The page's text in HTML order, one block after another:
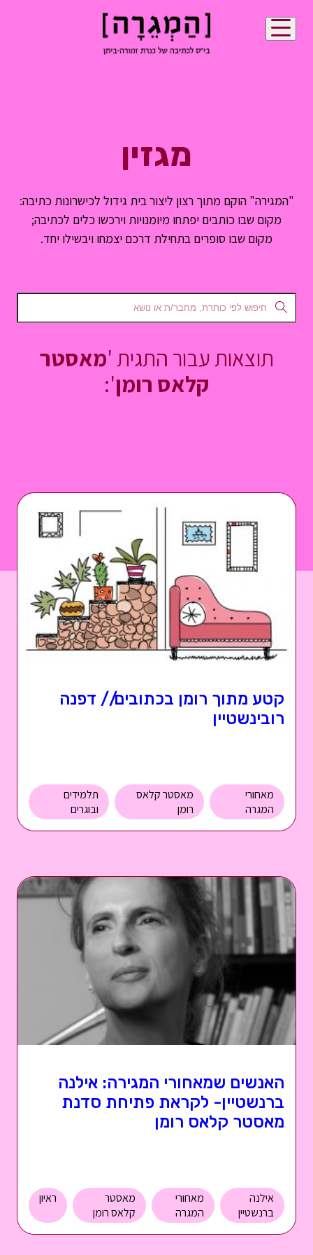
מגזין
"המגירה" הוקם מתוך רצון ליצור בית גידול לכישרונות כתיבה:
מקום שבו כותבים יפתחו מיומנויות וירכשו כלים לכתיבה;
מקום שבו סופרים בתחילת דרכם יצמחו ויבשילו יחד.
תוצאות עבור התגית 'מאסטר
קלאס רומן':
קטע מתוך רומן בכתובים// דפנה
רובינשטיין
מאחורי
המגרה
מאסטר קלאס
רומן
תלמידים
ובוגרים
האנשים שמאחורי המגירה: אילנה
ברנשטיין- לקראת פתיחת סדנת
מאסטר קלאס רומן
אילנה
ברנשטיין
מאחורי
המגרה
מאסטר
קלאס רומן
ראיון